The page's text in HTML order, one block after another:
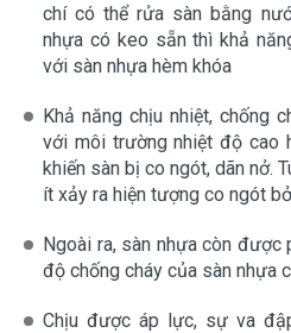
chí có thể rửa sàn bằng
nhựa có keo sẵn thì khả
với sàn nhựa hèm khóa
Khả năng chịu nhiệt, chống
với môi trường nhiệt độ cao
khiến sàn bị co ngót, dãn nở.
ít xảy ra hiện tượng co ngót
Ngoài ra, sàn nhựa còn được
độ chống cháy của sàn nhựa
Chịu được áp lực, sự va